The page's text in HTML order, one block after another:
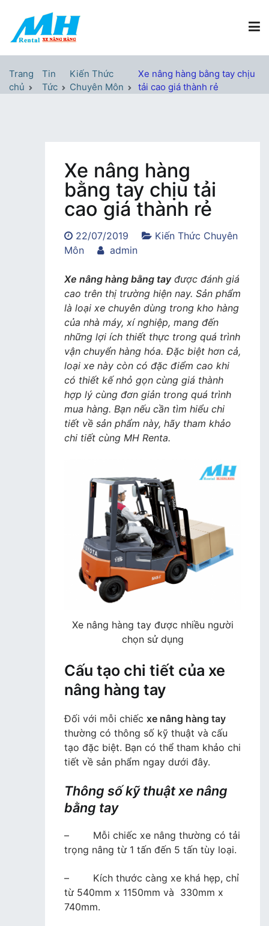
nội
Xe Nâng Hàng MH Rental
Trang
chủ
Tin
Tức
Kiến Thức
Chuyên Môn
Xe nâng hàng bằng tay chịu
tải cao giá thành rẻ
Xe nâng hàng
bằng tay chịu tải
cao giá thành rẻ
22/07/2019
Kiến Thức Chuyên
Môn
admin
Xe nâng hàng bằng tayđược đánh giá
cao trên thị trường hiện nay. Sản phẩm
là loại xe chuyên dùng trong kho hàng
của nhà máy, xí nghiệp, mang đến
những lợi ích thiết thực trong quá trình
vận chuyển hàng hóa. Đặc biệt hơn cả,
loại xe này còn có đặc điểm cao khi
có thiết kế nhỏ gọn cùng giá thành
hợp lý cùng đơn giản trong quá trình
mua hàng. Bạn nếu cần tìm hiểu chi
tiết về sản phẩm này, hãy tham khảo
chi tiết cùng MH Renta.
Xe nâng hàng tay được nhiều người
chọn sử dụng
Cấu tạo chi tiết của xe
nâng hàng tay
Đối với mỗi chiếc xe nâng hàng tay
thường có thông số kỹ thuật và cấu
tạo đặc biệt. Bạn có thể tham khảo chi
tiết về sản phẩm ngay dưới đây.
Thông số kỹ thuật xe nâng
bằng tay
– Mỗi chiếc xe nâng thường có tải
trọng nâng từ 1 tấn đến 5 tấn tùy loại.
– Kích thước càng xe khá hẹp, chỉ
từ 540mm x 1150mm và 330mm x
740mm.